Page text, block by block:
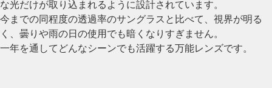
な光だけが取り込まれるように設計されています。
今までの同程度の透過率のサングラスと比べて、視界が明る
く、曇りや雨の日の使用でも暗くなりすぎません。
一年を通してどんなシーンでも活躍する万能レンズです。